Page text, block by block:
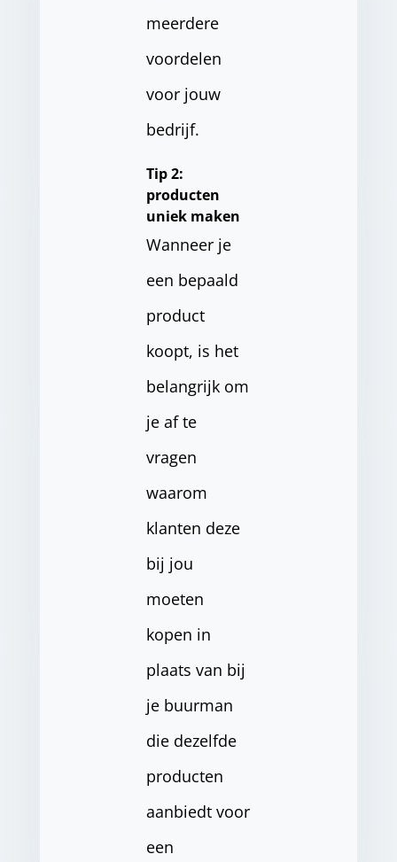
meerdere
voordelen
voor jouw
bedrijf.
Tip 2:
producten
uniek maken
Wanneer je
een bepaald
product
koopt, is het
belangrijk om
je af te
vragen
waarom
klanten deze
bij jou
moeten
kopen in
plaats van bij
je buurman
die dezelfde
producten
aanbiedt voor
een